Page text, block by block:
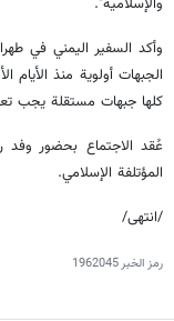
والإسلامية".
وأكد السفير اليمني في
الجبهات أولوية منذ الأيام
كلها جبهات مستقلة يجب
عُقد الاجتماع بحضور وفد
المؤتلفة الإسلامي.
/انتهى/
رمز الخبر1962045